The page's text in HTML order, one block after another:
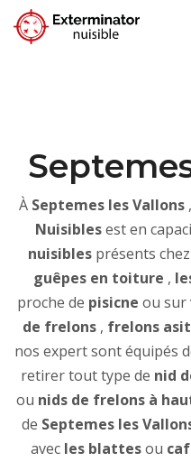
À Septemes les Vallons
Nuisiblesest en
nuisibles présents
guêpes en toiture ,
proche de pisicne ou sur
de frelons, frelons
nos expert sont équipés
retirer tout type de nid
ou nids de frelons à
de Septemes les
avec les blattesou